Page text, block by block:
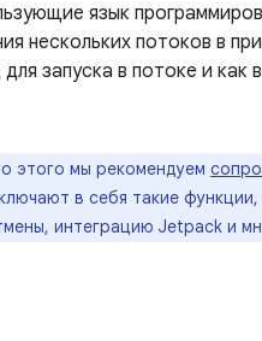
язык
нескольких потоков в
запуска в потоке и как
этого мы рекомендуем
в себя такие функции,
интеграцию Jetpack и